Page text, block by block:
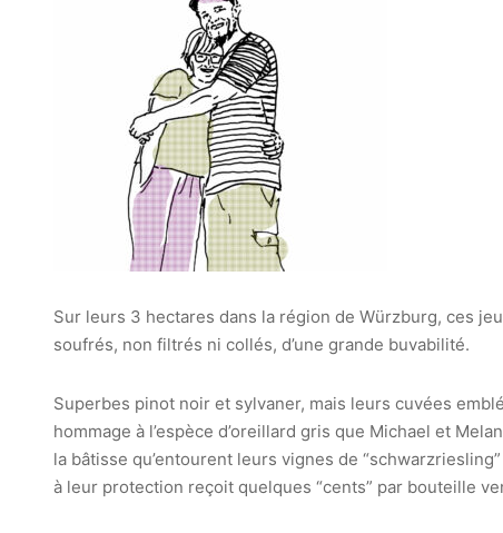
Sur leurs 3 hectares dans la région de Würzburg, ces
soufrés, non filtrés ni collés, d’une grande buvabilité.
Superbes pinot noir et sylvaner, mais leurs cuvées
hommage à l’espèce d’oreillard gris que Michael et
la bâtisse qu’entourent leurs vignes de
à leur protection reçoit quelques “cents” par bouteille